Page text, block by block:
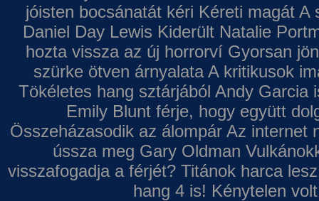
jóisten bocsánatát kéri Kéreti magát A
Daniel Day Lewis Kiderült Natalie
hozta vissza az új horrorví Gyorsan
szürke ötven árnyalata A kritikusok
Tökéletes hang sztárjából Andy Garcia
Emily Blunt férje, hogy együtt
Összeházasodik az álompár Az internet
ússza meg Gary Oldman
visszafogadja a férjét? Titánok harca
hang 4 is! Kénytelen